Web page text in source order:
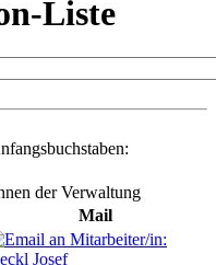
Liste
der Verwaltung
Mail